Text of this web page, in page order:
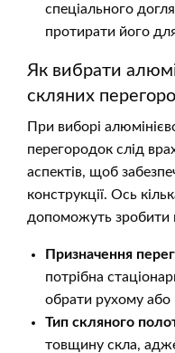
спеціального
протирати його
Як вибрати
скляних
При виборі
перегородок слід
аспектів, щоб
конструкції. Ось
допоможуть зробити
Призначення
потрібна
обрати рухому або
Тип скляного
товщину скла,